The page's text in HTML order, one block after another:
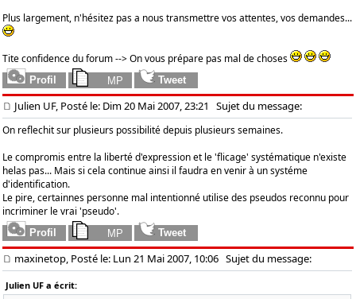
Plus largement, n'hésitez pas a nous transmettre vos attentes, vos demandes...
Tite confidence du forum --> On vous prépare pas mal de choses
Julien UF, Posté le: Dim 20 Mai 2007, 23:21 Sujet du message:
On reflechit sur plusieurs possibilité depuis plusieurs semaines.
Le compromis entre la liberté d'expression et le 'flicage' systématique n'existe
helas pas... Mais si cela continue ainsi il faudra en venir à un systéme
d'identification.
Le pire, certainnes personne mal intentionné utilise des pseudos reconnu pour
incriminer le vrai 'pseudo'.
maxinetop, Posté le: Lun 21 Mai 2007, 10:06 Sujet du message:
Julien UF a écrit: